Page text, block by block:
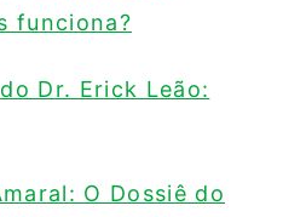
funciona?
Dr. Erick Leão:
O Dossiê do